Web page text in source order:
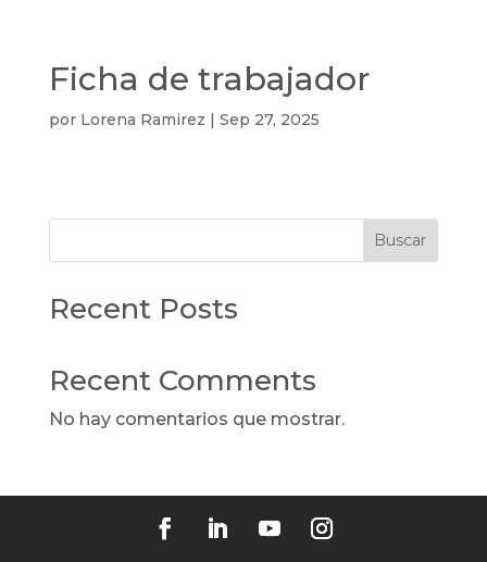
Ficha de trabajador
por Lorena Ramirez | Sep 27, 2025
Buscar
Recent Posts
Recent Comments
No hay comentarios que mostrar.